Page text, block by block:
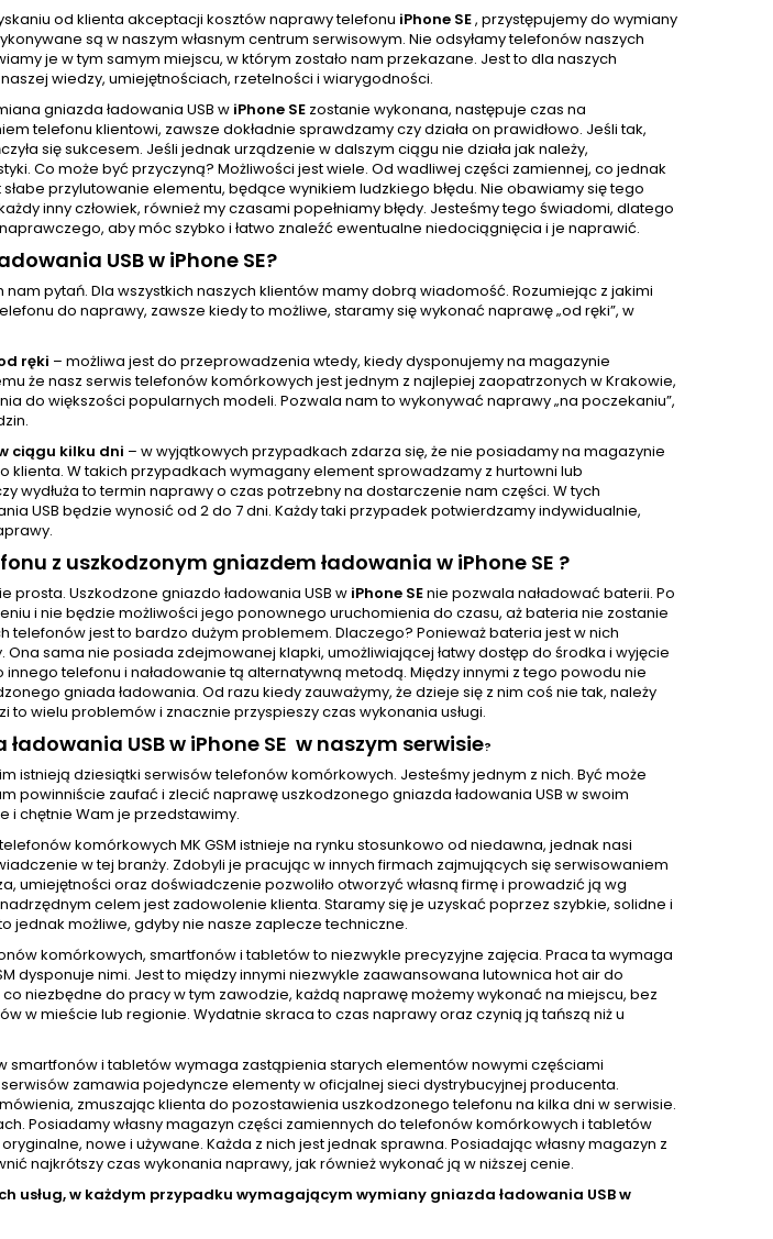
od klienta akceptacji kosztów naprawy telefonu iPhone SE, przystępujemy do wymiany
są w naszym własnym centrum serwisowym. Nie odsyłamy telefonów naszych
je w tym samym miejscu, w którym zostało nam przekazane. Jest to dla naszych
wiedzy, umiejętnościach, rzetelności i wiarygodności.
gniazda ładowania USB w iPhone SE zostanie wykonana, następuje czas na
telefonu klientowi, zawsze dokładnie sprawdzamy czy działa on prawidłowo. Jeśli tak,
się sukcesem. Jeśli jednak urządzenie w dalszym ciągu nie działa jak należy,
Co może być przyczyną? Możliwości jest wiele. Od wadliwej części zamiennej, co jednak
przylutowanie elementu, będące wynikiem ludzkiego błędu. Nie obawiamy się tego
inny człowiek, również my czasami popełniamy błędy. Jesteśmy tego świadomi, dlatego
aby móc szybko i łatwo znaleźć ewentualne niedociągnięcia i je naprawić.
USB w iPhone SE?
pytań. Dla wszystkich naszych klientów mamy dobrą wiadomość. Rozumiejąc z jakimi
do naprawy, zawsze kiedy to możliwe, staramy się wykonać naprawę „od ręki”, w
ręki – możliwa jest do przeprowadzenia wtedy, kiedy dysponujemy na magazynie
że nasz serwis telefonów komórkowych jest jednym z najlepiej zaopatrzonych w Krakowie,
do większości popularnych modeli. Pozwala nam to wykonywać naprawy „na poczekaniu”,
ciągu kilku dni – w wyjątkowych przypadkach zdarza się, że nie posiadamy na magazynie
klienta. W takich przypadkach wymagany element sprowadzamy z hurtowni lub
wydłuża to termin naprawy o czas potrzebny na dostarczenie nam części. W tych
USB będzie wynosić od 2 do 7 dni. Każdy taki przypadek potwierdzamy indywidualnie,
z uszkodzonym gniazdem ładowania w iPhone SE ?
prosta. Uszkodzone gniazdo ładowania USB w iPhone SEnie pozwala naładować baterii. Po
i nie będzie możliwości jego ponownego uruchomienia do czasu, aż bateria nie zostanie
telefonów jest to bardzo dużym problemem. Dlaczego? Ponieważ bateria jest w nich
Ona sama nie posiada zdejmowanej klapki, umożliwiającej łatwy dostęp do środka i wyjęcie
innego telefonu i naładowanie tą alternatywną metodą. Między innymi z tego powodu nie
gniada ładowania. Od razu kiedy zauważymy, że dzieje się z nim coś nie tak, należy
wielu problemów i znacznie przyspieszy czas wykonania usługi.
USB w iPhone SE w naszym serwisie?
istnieją dziesiątki serwisów telefonów komórkowych. Jesteśmy jednym z nich. Być może
powinniście zaufać i zlecić naprawę uszkodzonego gniazda ładowania USB w swoim
i chętnie Wam je przedstawimy.
komórkowych MK GSM istnieje na rynku stosunkowo od niedawna, jednak nasi
w tej branży. Zdobyli je pracując w innych firmach zajmujących się serwisowaniem
umiejętności oraz doświadczenie pozwoliło otworzyć własną firmę i prowadzić ją wg
celem jest zadowolenie klienta. Staramy się je uzyskać poprzez szybkie, solidne i
jednak możliwe, gdyby nie nasze zaplecze techniczne.
komórkowych, smartfonów i tabletów to niezwykle precyzyjne zajęcia. Praca ta wymaga
dysponuje nimi. Jest to między innymi niezwykle zaawansowana lutownica hot air do
niezbędne do pracy w tym zawodzie, każdą naprawę możemy wykonać na miejscu, bez
w mieście lub regionie. Wydatnie skraca to czas naprawy oraz czynią ją tańszą niż u
smartfonów i tabletów wymaga zastąpienia starych elementów nowymi częściami
zamawia pojedyncze elementy w oficjalnej sieci dystrybucyjnej producenta.
zmuszając klienta do pozostawienia uszkodzonego telefonu na kilka dni w serwisie.
Posiadamy własny magazyn części zamiennych do telefonów komórkowych i tabletów
nowe i używane. Każda z nich jest jednak sprawna. Posiadając własny magazyn z
najkrótszy czas wykonania naprawy, jak również wykonać ją w niższej cenie.
usług, w każdym przypadku wymagającym wymiany gniazda ładowania USB w